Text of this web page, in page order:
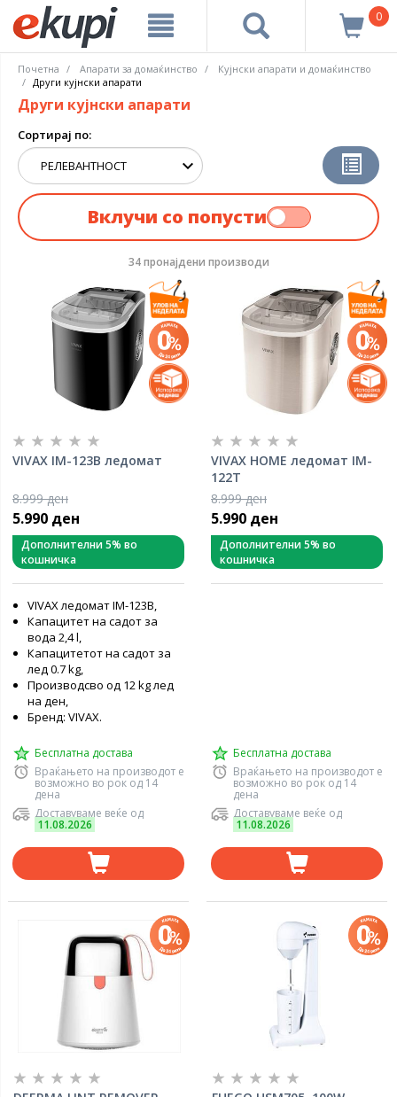
0
Почетна Апарати за домаќинство
Кујнски апарати и домаќинство
Други кујнски апарати
Други кујнски апарати
Сортирај по:
Вклучи со попусти
34 пронајдени производи
VIVAX IM-123B ледомат
8.999 ден
5.990 ден
Дополнителни 5% во
кошничка
VIVAX ледомат IM-123B,
Капацитет на садот за
вода 2,4 l,
Капацитетот на садот за
лед 0.7 kg,
Производсво од 12 kg лед
на ден,
Бренд: VIVAX.
Бесплатна достава
Враќањето на производот е
возможно во рок од 14
дена
Доставуваме веќе од
11.08.2026
VIVAX HOME ледомат IM-
122T
8.999 ден
5.990 ден
Дополнителни 5% во
кошничка
Бесплатна достава
Враќањето на производот е
возможно во рок од 14
дена
Доставуваме веќе од
11.08.2026